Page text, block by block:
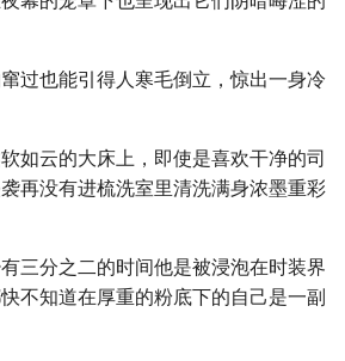
过也能引得人寒毛倒立，惊出一身冷
如云的大床上，即使是喜欢干净的司
再没有进梳洗室里清洗满身浓墨重彩
三分之二的时间他是被浸泡在时装界
不知道在厚重的粉底下的自己是一副